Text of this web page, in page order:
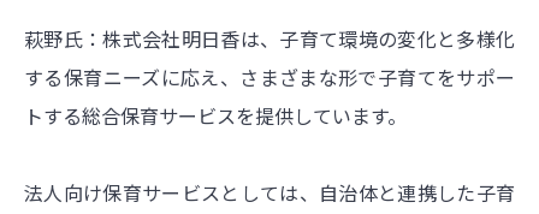
萩野氏：株式会社明日香は、子育て環境の変化と多様化
する保育ニーズに応え、さまざまな形で子育てをサポー
トする総合保育サービスを提供しています。
法人向け保育サービスとしては、自治体と連携した子育